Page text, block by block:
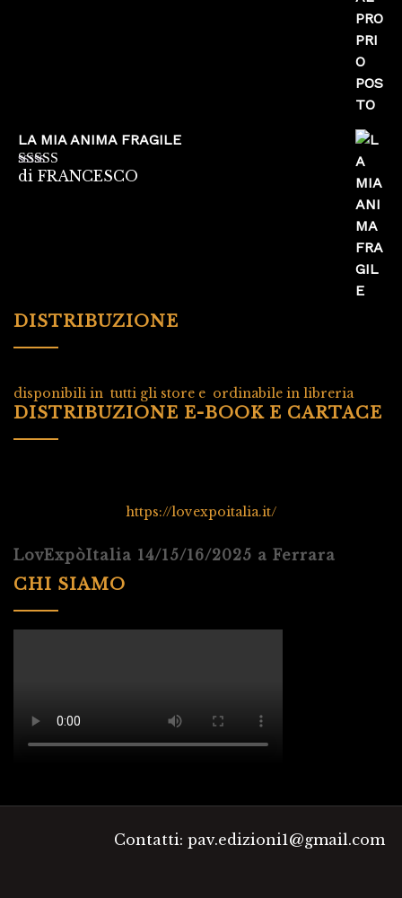
LA MIA ANIMA FRAGILE
Valutato5su
di FRANCESCO
DISTRIBUZIONE
disponibili in tutti gli store e ordinabile in libreria
DISTRIBUZIONE E-BOOK E CARTACE
https://lovexpoitalia.it/
LovExpòItalia 14/15/16/2025 a Ferrara
CHI SIAMO
Contatti: pav.edizioni1@gmail.com